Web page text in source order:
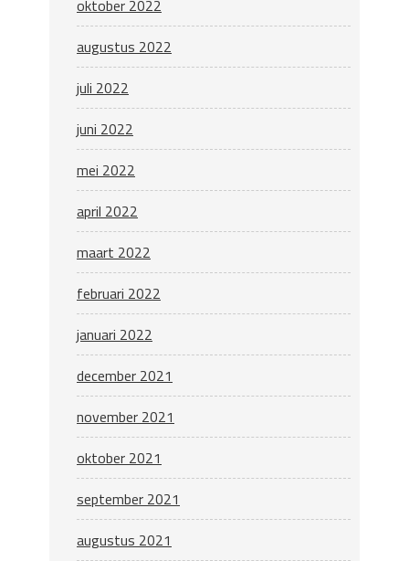
oktober 2022
augustus 2022
juli 2022
juni 2022
mei 2022
april 2022
maart 2022
februari 2022
januari 2022
december 2021
november 2021
oktober 2021
september 2021
augustus 2021